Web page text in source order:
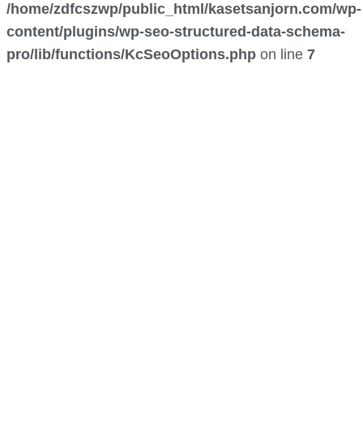
/home/zdfcszwp/public_html/kasetsanjorn.com/wp-
content/plugins/wp-seo-structured-data-schema-
pro/lib/functions/KcSeoOptions.php on line 7